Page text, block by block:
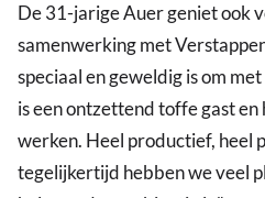
De 31-jarige Auer geniet ook
samenwerking met
speciaal en geweldig is om
is een ontzettend toffe gast
werken. Heel productief, heel
tegelijkertijd hebben we veel